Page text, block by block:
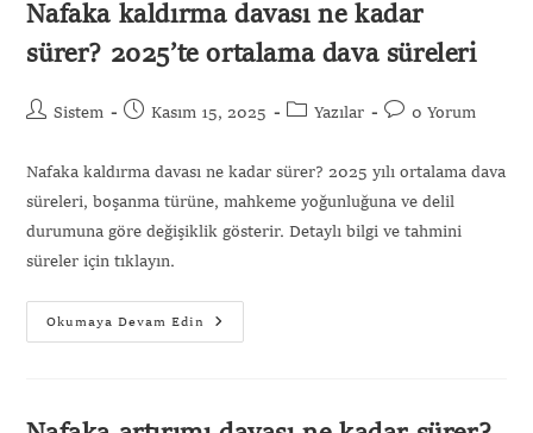
Nafaka kaldırma davası ne kadar
sürer? 2025’te ortalama dava süreleri
Sistem Kasım 15, 2025 Yazılar 0 Yorum
Nafaka kaldırma davası ne kadar sürer? 2025 yılı ortalama dava
süreleri, boşanma türüne, mahkeme yoğunluğuna ve delil
durumuna göre değişiklik gösterir. Detaylı bilgi ve tahmini
süreler için tıklayın.
Okumaya Devam Edin